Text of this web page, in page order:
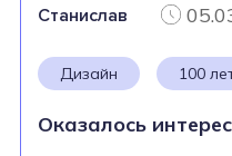
Станислав
Дизайн 100
Оказалось